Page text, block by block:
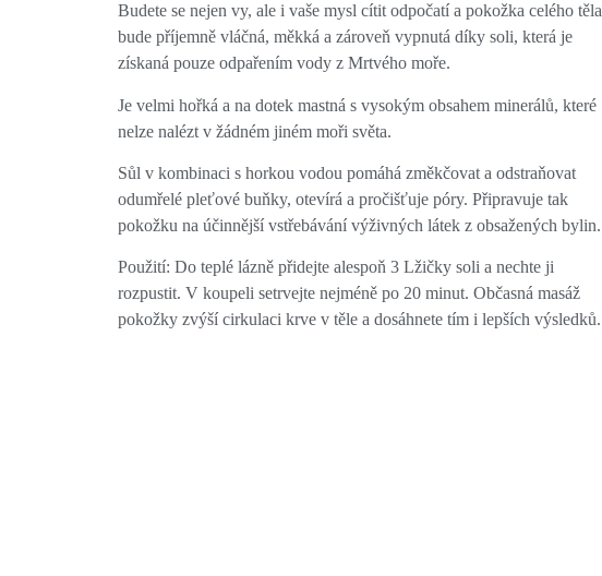
Budete se nejen vy, ale i vaše mysl cítit odpočatí a pokožka celého těla
bude příjemně vláčná, měkká a zároveň vypnutá díky soli, která je
získaná pouze odpařením vody z Mrtvého moře.
Je velmi hořká a na dotek mastná s vysokým obsahem minerálů, které
nelze nalézt v žádném jiném moři světa.
Sůl v kombinaci s horkou vodou pomáhá změkčovat a odstraňovat
odumřelé pleťové buňky, otevírá a pročišťuje póry. Připravuje tak
pokožku na účinnější vstřebávání výživných látek z obsažených bylin.
Použití: Do teplé lázně přidejte alespoň 3 Lžičky soli a nechte ji
rozpustit. V koupeli setrvejte nejméně po 20 minut. Občasná masáž
pokožky zvýší cirkulaci krve v těle a dosáhnete tím i lepších výsledků.